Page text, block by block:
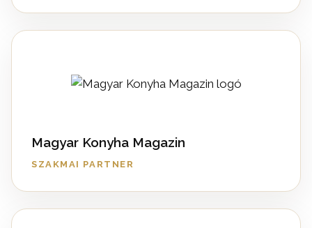
Magyar Konyha Magazin
SZAKMAI PARTNER